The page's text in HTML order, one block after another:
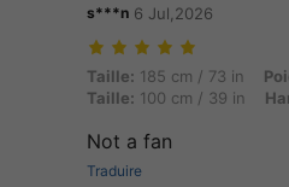
s***n 6 Jul,2026
Taille: 185 cm / 73 in, Poids:
Taille: 185 cm / 73 in
Taille: 100 cm / 39 in
Not a fan
Traduire